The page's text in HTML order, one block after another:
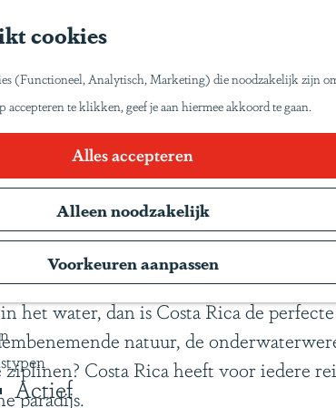
cookies
(Functioneel, Analytisch, Marketing) die noodzakelijk zijn
te klikken, geef je aan hiermee akkoord te gaan.
Alles accepteren
Alleen noodzakelijk
Voorkeuren aanpassen
Blog
Duurzaam reizen
Gente Mágica
Inspiratiedagen
KLM Holland Herald
Magazine
Webinars
Actief
Amerika laten genieten zoals wij
land, door de lucht en in het
25 mei 2023|Sapa Pana Travel||
het water, dan is Costa Rica de
natuur, de
Costa Rica heeft voor iedere
paradijs.